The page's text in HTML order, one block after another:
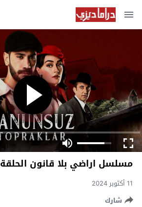
مسلسل اراضي بلا قانون الحلقة 11
11 أكتوبر 2024
شارك